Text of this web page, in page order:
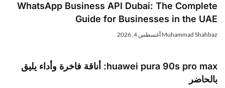
WhatsApp Business API Dubai: The Complete
Guide for Businesses in the UAE
Muhammad Shahbazأغسطس 4, 2026
huawei pura 90s pro max: أناقة فاخرة وأداء يليق
بالحاضر